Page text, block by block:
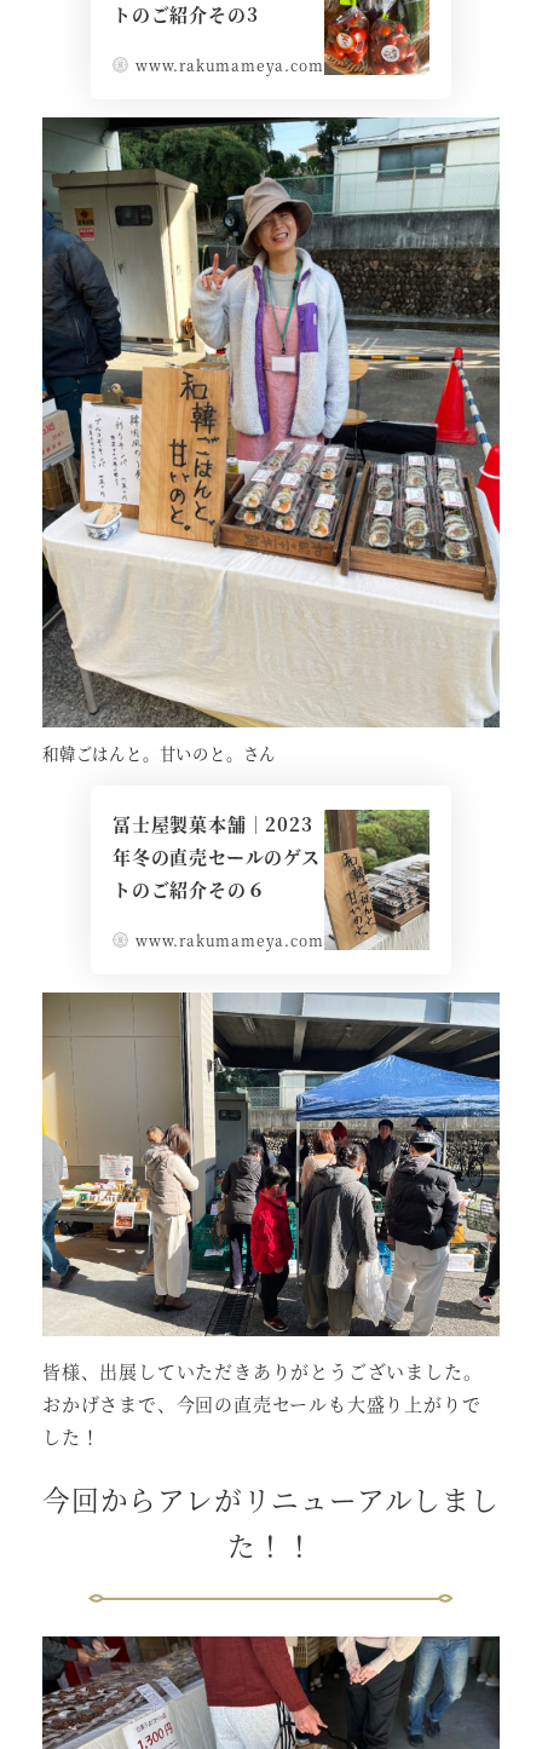
トのご紹介その3
www.rakumameya.com
和韓ごはんと。甘いのと。さん
冨士屋製菓本舗｜2023
年冬の直売セールのゲス
トのご紹介その６
www.rakumameya.com
皆様、出展していただきありがとうございました。
おかげさまで、今回の直売セールも大盛り上がりで
した！
今回からアレがリニューアルしまし
た！！